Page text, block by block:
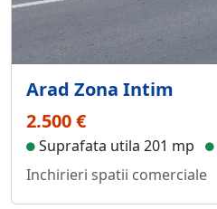
Arad Zona Intim
2.500 €
Suprafata utila 201 mp
Inchirieri spatii comerciale